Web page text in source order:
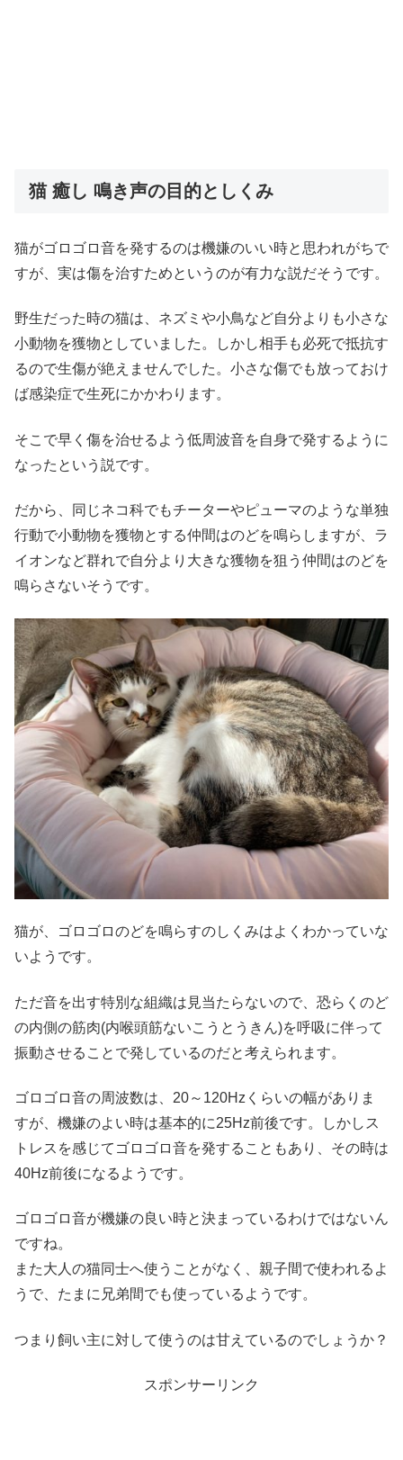
猫 癒し 鳴き声の目的としくみ
猫がゴロゴロ音を発するのは機嫌のいい時と思われがちで
すが、実は傷を治すためというのが有力な説だそうです。
野生だった時の猫は、ネズミや小鳥など自分よりも小さな
小動物を獲物としていました。しかし相手も必死で抵抗す
るので生傷が絶えませんでした。小さな傷でも放っておけ
ば感染症で生死にかかわります。
そこで早く傷を治せるよう低周波音を自身で発するように
なったという説です。
だから、同じネコ科でもチーターやピューマのような単独
行動で小動物を獲物とする仲間はのどを鳴らしますが、ラ
イオンなど群れで自分より大きな獲物を狙う仲間はのどを
鳴らさないそうです。
猫が、ゴロゴロのどを鳴らすのしくみはよくわかっていな
いようです。
ただ音を出す特別な組織は見当たらないので、恐らくのど
の内側の筋肉(内喉頭筋ないこうとうきん)を呼吸に伴って
振動させることで発しているのだと考えられます。
ゴロゴロ音の周波数は、20～120Hzくらいの幅がありま
すが、機嫌のよい時は基本的に25Hz前後です。しかしス
トレスを感じてゴロゴロ音を発することもあり、その時は
40Hz前後になるようです。
ゴロゴロ音が機嫌の良い時と決まっているわけではないん
ですね。
また大人の猫同士へ使うことがなく、親子間で使われるよ
うで、たまに兄弟間でも使っているようです。
つまり飼い主に対して使うのは甘えているのでしょうか？
スポンサーリンク